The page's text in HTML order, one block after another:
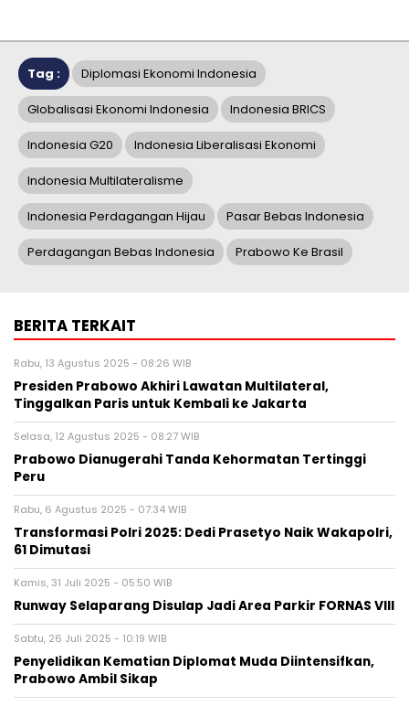
Tag : Diplomasi Ekonomi Indonesia
Globalisasi Ekonomi Indonesia Indonesia BRICS
Indonesia G20 Indonesia Liberalisasi Ekonomi
Indonesia Multilateralisme
Indonesia Perdagangan Hijau Pasar Bebas Indonesia
Perdagangan Bebas Indonesia Prabowo Ke Brasil
BERITA TERKAIT
Rabu, 13 Agustus 2025 - 08:26 WIB
Presiden Prabowo Akhiri Lawatan Multilateral,
Tinggalkan Paris untuk Kembali ke Jakarta
Selasa, 12 Agustus 2025 - 08:27 WIB
Prabowo Dianugerahi Tanda Kehormatan Tertinggi
Peru
Rabu, 6 Agustus 2025 - 07:34 WIB
Transformasi Polri 2025: Dedi Prasetyo Naik Wakapolri,
61 Dimutasi
Kamis, 31 Juli 2025 - 05:50 WIB
Runway Selaparang Disulap Jadi Area Parkir FORNAS VIII
Sabtu, 26 Juli 2025 - 10:19 WIB
Penyelidikan Kematian Diplomat Muda Diintensifkan,
Prabowo Ambil Sikap